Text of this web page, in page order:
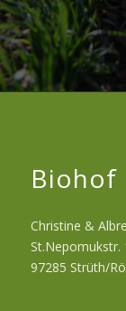
Biohof
Christine &
St.Nepomukstr.
97285 Strüth/